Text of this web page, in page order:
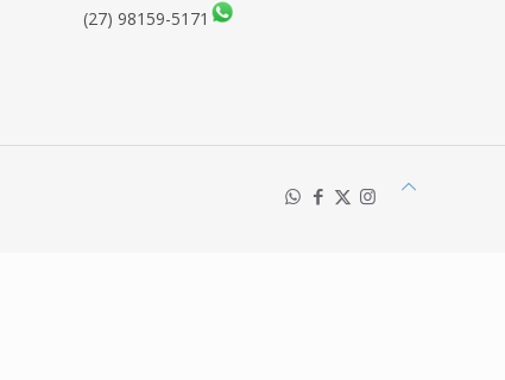
(27) 98159-5171